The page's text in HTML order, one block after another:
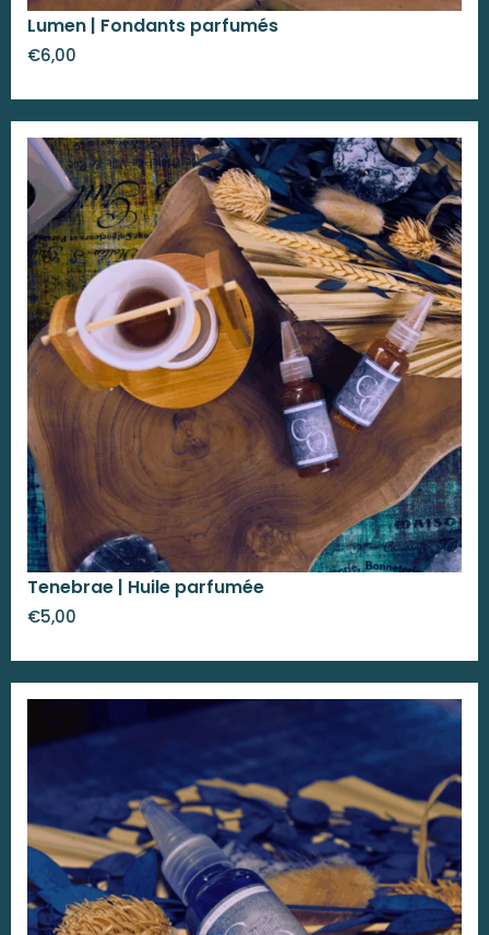
Lumen | Fondants parfumés
€6,00
Tenebrae | Huile parfumée
€5,00